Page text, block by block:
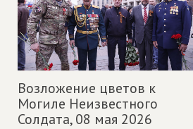
Возложение цветов к
Могиле Неизвестного
Солдата,08 мая 2026